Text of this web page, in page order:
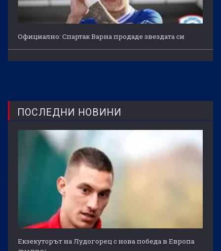
Официално: Спартак Варна продаде звездата си
ПОСЛЕДНИ НОВИНИ
Екзекуторът на Лудогорец с нова победа в Европа